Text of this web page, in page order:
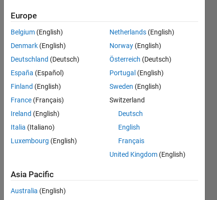
するに
はどう
すれ​ば
よいで
すか？
Natsuo
OKADA
20 Oct
2
Accepted
Updated
Europe
Belgium (English)
Denmark (English)
Deutschland (Deutsch)
España (Español)
Finland (English)
France (Français)
Ireland (English)
Italia (Italiano)
Luxembourg (English)
Netherlands (English)
Norway (English)
Österreich (Deutsch)
Portugal (English)
Sweden (English)
Switzerland
Deutsch
English
Français
United Kingdom (English)
Asia Pacific
Australia (English)